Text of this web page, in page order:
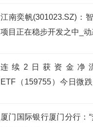
江南奕帆(301023.SZ)：
项目正在稳步开发之中_动
连续2日获资金净
ETF（159755）今日微
厦门国际银行厦门分行：